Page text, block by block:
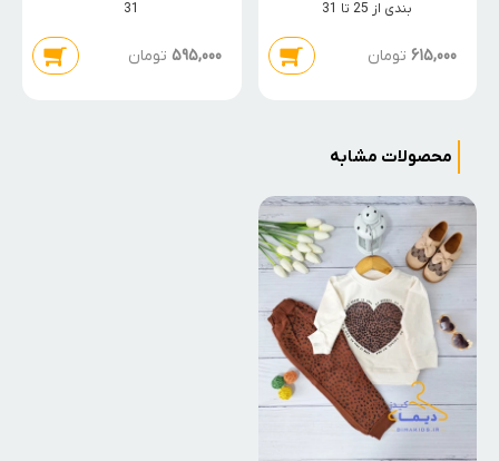
بندی از 25 تا 31
615,000 تومان
31
595,000 تومان
محصولات مشابه